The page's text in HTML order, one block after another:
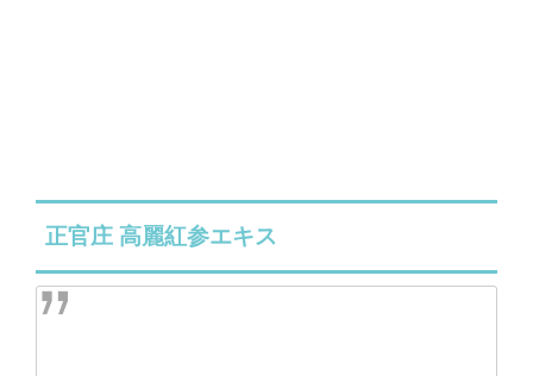
正官庄 高麗紅参エキス